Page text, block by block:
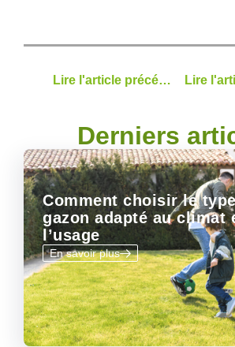
Lire l'article précédent Lire
Derniers
Comment choisir le
gazon adapté au climat
l’usage
En savoir plus